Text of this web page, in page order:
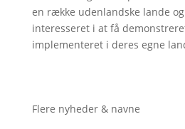
en række udenlandske lande
interesseret i at få
implementeret i deres egne
Flere nyheder & navne